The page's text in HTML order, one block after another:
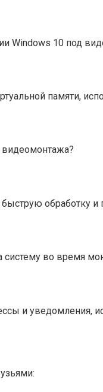
Windows 10 под
памяти,
видеомонтажа?
быструю обработку
систему во время
и уведомления,